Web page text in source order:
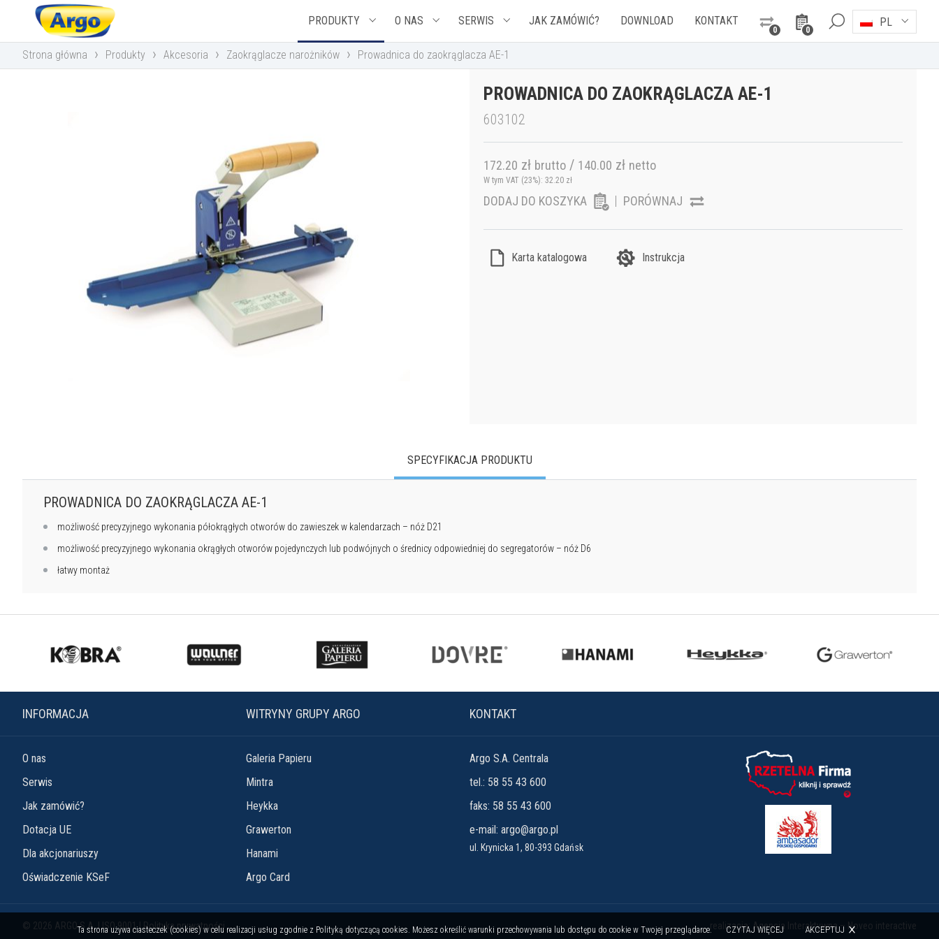
0
0
PL
PRODUKTY O NAS SERWIS JAK ZAMÓWIĆ? DOWNLOAD KONTAKT
Strona główna › Produkty › Akcesoria › Zaokrąglacze narożników › Prowadnica do zaokrąglacza AE-1
PROWADNICA DO ZAOKRĄGLACZA AE-1
603102
172.20 zł brutto / 140.00 zł netto
W tym VAT (23%): 32.20 zł
DODAJ DO KOSZYKA PORÓWNAJ
Karta katalogowa Instrukcja
SPECYFIKACJA PRODUKTU
PROWADNICA DO ZAOKRĄGLACZA AE-1
możliwość precyzyjnego wykonania półokrągłych otworów do zawieszek w kalendarzach – nóż D21
możliwość precyzyjnego wykonania okrągłych otworów pojedynczych lub podwójnych o średnicy odpowiedniej do segregatorów – nóż D6
łatwy montaż
INFORMACJA
O nas
Serwis
Jak zamówić?
Dotacja UE
Dla akcjonariuszy
Oświadczenie KSeF
WITRYNY GRUPY ARGO
Galeria Papieru
Mintra
Heykka
Grawerton
Hanami
Argo Card
KONTAKT
Argo S.A. Centrala
tel.: 58 55 43 600
faks: 58 55 43 600
e-mail: argo@argo.pl
ul. Krynicka 1, 80-393 Gdańsk
© 2026 ARGO S.A. |ISO 9001|Polityka prywatności realizacja: Agencja Interaktywna – Noveo interactive
Ta strona używa ciasteczek (cookies) w celu realizacji usług zgodnie z Polityką dotyczącą cookies. Możesz określić warunki przechowywania lub dostępu do cookie w Twojej przeglądarce. CZYTAJ WIĘCEJ AKCEPTUJ